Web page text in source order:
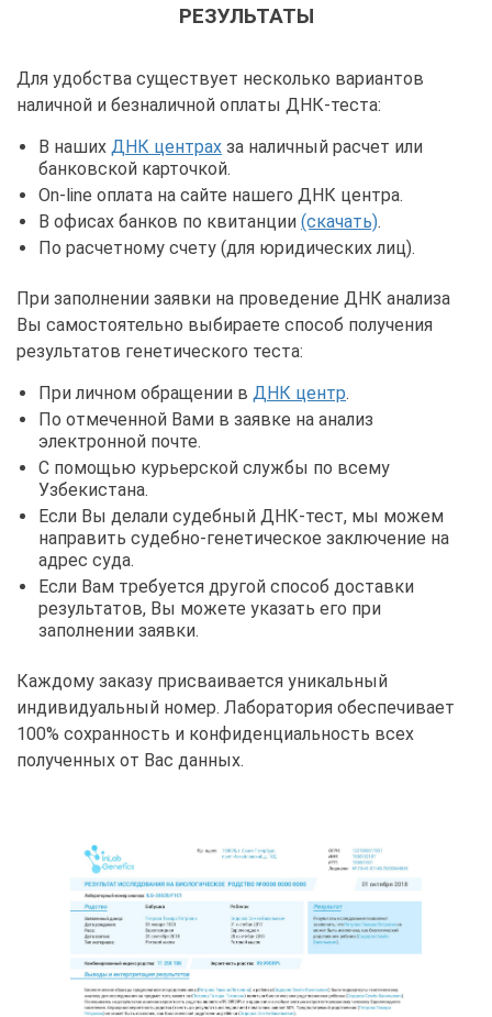
РЕЗУЛЬТАТЫ
Для удобства существует несколько вариантов
наличной и безналичной оплаты ДНК-теста:
В наших ДНК центрах за наличный расчет или
банковской карточкой.
On-line оплата на сайте нашего ДНК центра.
В офисах банков по квитанции (скачать).
По расчетному счету (для юридических лиц).
При заполнении заявки на проведение ДНК анализа
Вы самостоятельно выбираете способ получения
результатов генетического теста:
При личном обращении в ДНК центр.
По отмеченной Вами в заявке на анализ
электронной почте.
С помощью курьерской службы по всему
Узбекистана.
Если Вы делали судебный ДНК-тест, мы можем
направить судебно-генетическое заключение на
адрес суда.
Если Вам требуется другой способ доставки
результатов, Вы можете указать его при
заполнении заявки.
Каждому заказу присваивается уникальный
индивидуальный номер. Лаборатория обеспечивает
100% сохранность и конфиденциальность всех
полученных от Вас данных.